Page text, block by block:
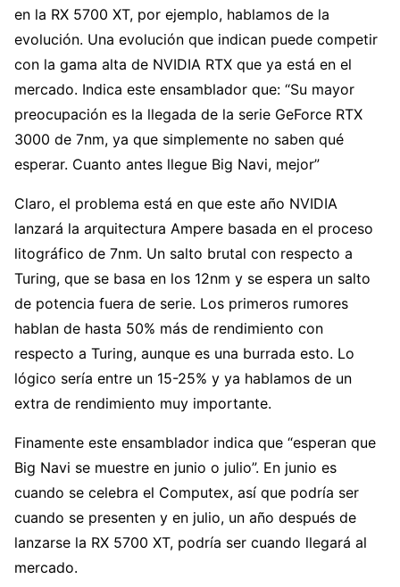
en la RX 5700 XT, por ejemplo, hablamos de la
evolución. Una evolución que indican puede competir
con la gama alta de NVIDIA RTX que ya está en el
mercado. Indica este ensamblador que: “Su mayor
preocupación es la llegada de la serie GeForce RTX
3000 de 7nm, ya que simplemente no saben qué
esperar. Cuanto antes llegue Big Navi, mejor”
Claro, el problema está en que este año NVIDIA
lanzará la arquitectura Ampere basada en el proceso
litográfico de 7nm. Un salto brutal con respecto a
Turing, que se basa en los 12nm y se espera un salto
de potencia fuera de serie. Los primeros rumores
hablan de hasta 50% más de rendimiento con
respecto a Turing, aunque es una burrada esto. Lo
lógico sería entre un 15-25% y ya hablamos de un
extra de rendimiento muy importante.
Finamente este ensamblador indica que “esperan que
Big Navi se muestre en junio o julio”. En junio es
cuando se celebra el Computex, así que podría ser
cuando se presenten y en julio, un año después de
lanzarse la RX 5700 XT, podría ser cuando llegará al
mercado.